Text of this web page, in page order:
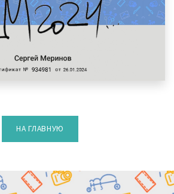
НА ГЛАВНУЮ